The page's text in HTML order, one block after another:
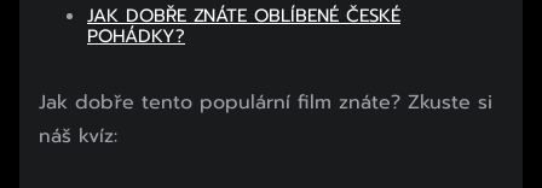
JAK DOBŘE ZNÁTE OBLÍBENÉ ČESKÉ
POHÁDKY?
Jak dobře tento populární film znáte? Zkuste si
náš kvíz: